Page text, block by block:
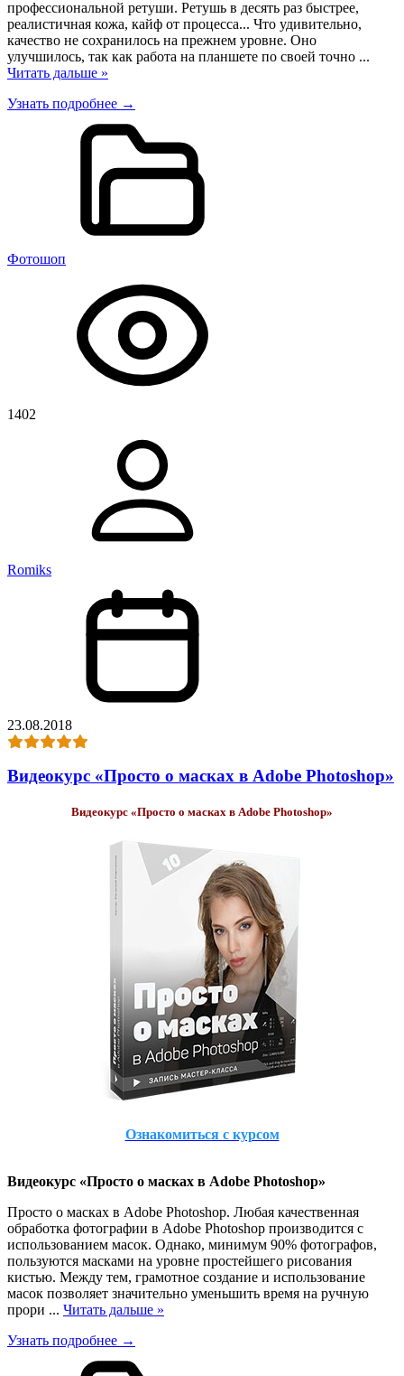
профессиональной ретуши. Ретушь в десять раз быстрее,
реалистичная кожа, кайф от процесса... Что удивительно,
качество не сохранилось на прежнем уровне. Оно
улучшилось, так как работа на планшете по своей точно ...
Читать дальше »
Узнать подробнее →
Фотошоп
1402
Romiks
23.08.2018
Видеокурс «Просто о масках в Adobe Photoshop»
Видеокурс «Просто о масках в Adobe Photoshop»
Ознакомиться с курсом
Видеокурс «Просто о масках в Adobe Photoshop»
Просто о масках в Adobe Photoshop. Любая качественная
обработка фотографии в Adobe Photoshop производится с
использованием масок. Однако, минимум 90% фотографов,
пользуются масками на уровне простейшего рисования
кистью. Между тем, грамотное создание и использование
масок позволяет значительно уменьшить время на ручную
прори ... Читать дальше »
Узнать подробнее →